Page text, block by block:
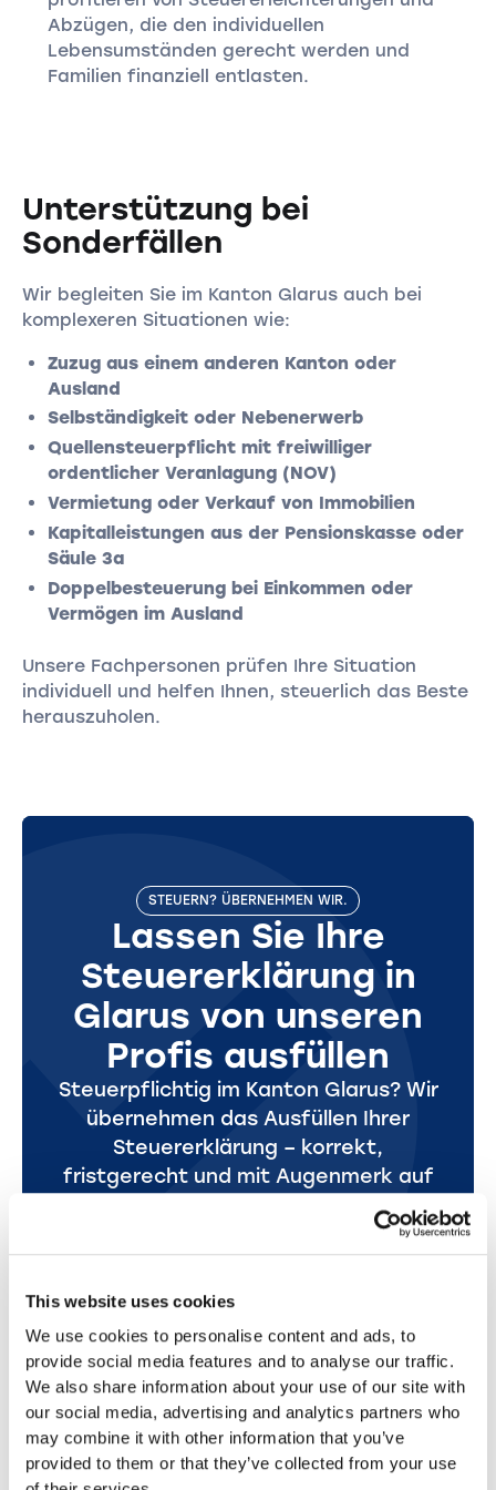
This website uses cookies
We use cookies to personalise content and ads, to
provide social media features and to analyse our traffic.
We also share information about your use of our site with
our social media, advertising and analytics partners who
may combine it with other information that you’ve
provided to them or that they’ve collected from your use
Abzügen, die den individuellen
Lebensumständen gerecht werden und
Familien finanziell entlasten.
Unterstützung bei
Sonderfällen
Wir begleiten Sie im Kanton Glarus auch bei
komplexeren Situationen wie:
Zuzug aus einem anderen Kanton oder
Ausland
Selbständigkeit oder Nebenerwerb
Quellensteuerpflicht mit freiwilliger
ordentlicher Veranlagung (NOV)
Vermietung oder Verkauf von Immobilien
Kapitalleistungen aus der Pensionskasse oder
Säule 3a
Doppelbesteuerung bei Einkommen oder
Vermögen im Ausland
Unsere Fachpersonen prüfen Ihre Situation
individuell und helfen Ihnen, steuerlich das Beste
herauszuholen.
STEUERN? ÜBERNEHMEN WIR.
Lassen Sie Ihre
Steuererklärung in
Glarus von unseren
Profis ausfüllen
Steuerpflichtig im Kanton Glarus? Wir
übernehmen das Ausfüllen Ihrer
Steuererklärung – korrekt,
fristgerecht und mit Augenmerk auf
alle Optimierungsmöglichkeiten.
Entspannen Sie sich, wir kümmern uns
um den Rest.